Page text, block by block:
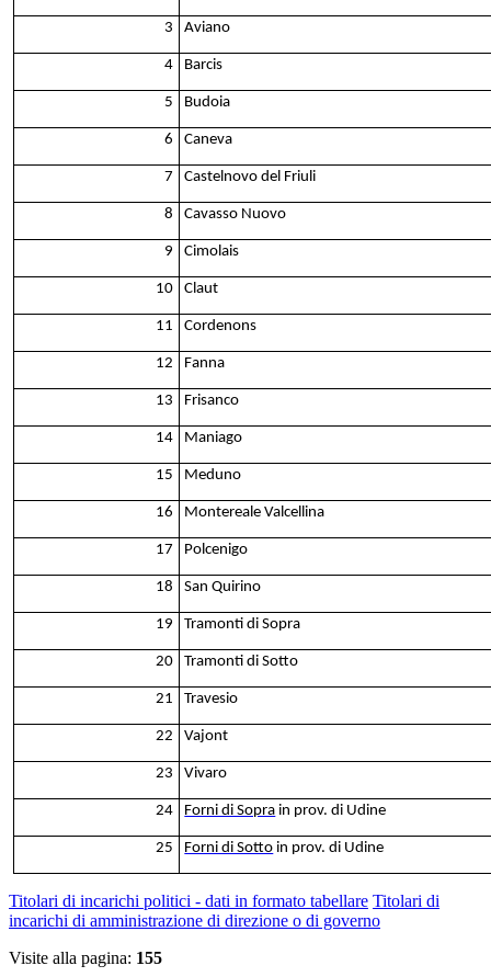
3 Aviano
4 Barcis
5 Budoia
6 Caneva
7 Castelnovo del Friuli
8 Cavasso Nuovo
9 Cimolais
10 Claut
11 Cordenons
12 Fanna
13 Frisanco
14 Maniago
15 Meduno
16 Montereale Valcellina
17 Polcenigo
18 San Quirino
19 Tramonti di Sopra
20 Tramonti di Sotto
21 Travesio
22 Vajont
23 Vivaro
24 Forni di Sopra in prov. di Udine
25 Forni di Sotto in prov. di Udine
Titolari di incarichi politici - dati in formato tabellare Titolari di
incarichi di amministrazione di direzione o di governo
Visite alla pagina: 155